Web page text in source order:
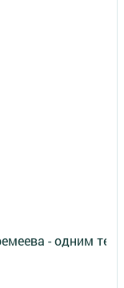
- одним